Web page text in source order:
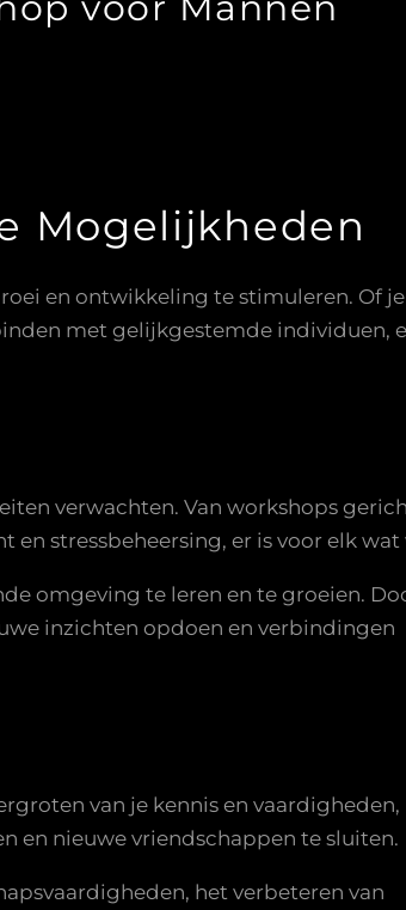
Mogelijkheden
en ontwikkeling te stimuleren. Of
met gelijkgestemde individuen,
verwachten. Van workshops
stressbeheersing, er is voor elk wat
omgeving te leren en te groeien.
inzichten opdoen en verbindingen
van je kennis en vaardigheden,
en nieuwe vriendschappen te sluiten.
het verbeteren van